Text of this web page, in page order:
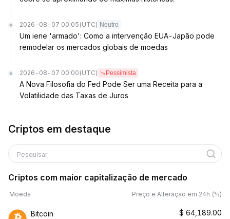
2026-08-07 00:05 (UTC) Neutro
Um iene 'armado': Como a intervenção EUA-Japão pode
remodelar os mercados globais de moedas
2026-08-07 00:00 (UTC) Pessimista
A Nova Filosofia do Fed Pode Ser uma Receita para a
Volatilidade das Taxas de Juros
Criptos em destaque
Pesquisar
Criptos com maior capitalização de mercado
Moeda Preço e Alteração em 24h (%)
Bitcoin $ 64,189.00